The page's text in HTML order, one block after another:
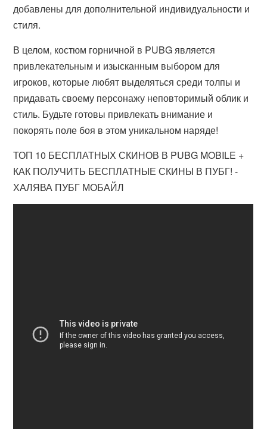
добавлены для дополнительной индивидуальности и
стиля.
В целом, костюм горничной в PUBG является
привлекательным и изысканным выбором для
игроков, которые любят выделяться среди толпы и
придавать своему персонажу неповторимый облик и
стиль. Будьте готовы привлекать внимание и
покорять поле боя в этом уникальном наряде!
ТОП 10 БЕСПЛАТНЫХ СКИНОВ В PUBG MOBILE +
КАК ПОЛУЧИТЬ БЕСПЛАТНЫЕ СКИНЫ В ПУБГ! -
ХАЛЯВА ПУБГ МОБАЙЛ